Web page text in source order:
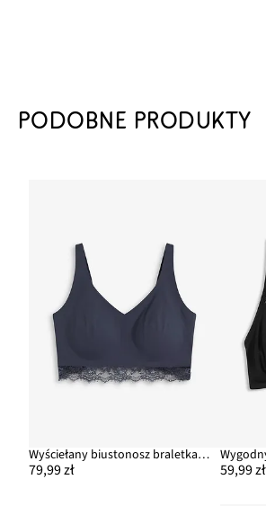
PODOBNE PRODUKTY
Wyściełany biustonosz braletka, bezszwowy Feel Comfort
79,99 zł 59,99 zł